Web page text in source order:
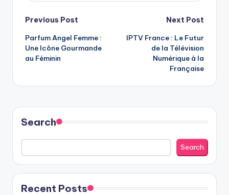
Post
navigation
Previous Post
Parfum Angel Femme :
Une Icône Gourmande
au Féminin
Next Post
IPTV France : Le Futur
de la Télévision
Numérique à la
Française
Search
Search
Recent Posts